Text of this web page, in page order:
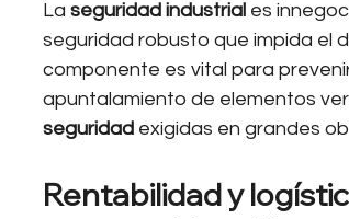
La seguridad industrial es
seguridad robusto que impida el
componente es vital para
apuntalamiento de elementos
seguridad exigidas en grandes
Rentabilidad y